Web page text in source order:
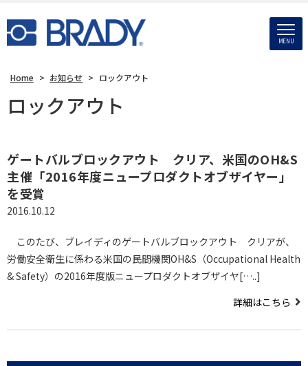
MENU
Home > お知らせ > ロックアウト
ロックアウト
ゲートバルブロックアウト クリア、米国のOH&S
主催「2016年度ニュープロダクトオブザイヤー」
を受賞
2016.10.12
このたび、ブレイディのゲートバルブロックアウト クリアが、
労働安全衛生に係わる米国の民間機関OH&S（Occupational Health
& Safety）の2016年度版ニュープロダクトオブザイヤ[…..]
詳細はこちら